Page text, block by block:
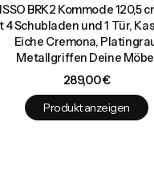
BRK2 Kommode 120,5
4 Schubladen und 1 Tür,
Eiche Cremona,
Metallgriffen Deine
Preis
289,00 €
Produkt anzeigen